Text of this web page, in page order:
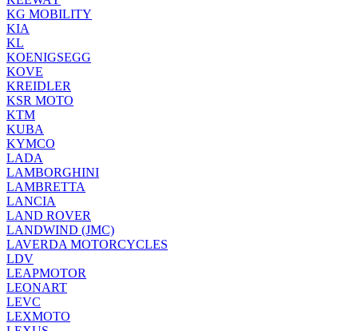
KG MOBILITY
KIA
KL
KOENIGSEGG
KOVE
KREIDLER
KSR MOTO
KTM
KUBA
KYMCO
LADA
LAMBORGHINI
LAMBRETTA
LANCIA
LAND ROVER
LANDWIND (JMC)
LAVERDA MOTORCYCLES
LDV
LEAPMOTOR
LEONART
LEVC
LEXMOTO